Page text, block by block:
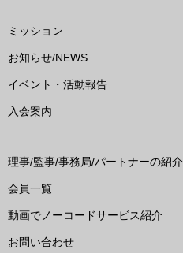
ミッション
お知らせ/NEWS
イベント・活動報告
入会案内
理事/監事/事務局/パートナーの紹介
会員一覧
動画でノーコードサービス紹介
お問い合わせ